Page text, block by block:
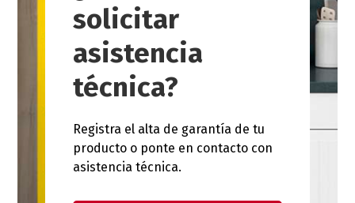
solicitar
asistencia
técnica?
Registra el alta de garantía de tu
producto o ponte en contacto con
asistencia técnica.